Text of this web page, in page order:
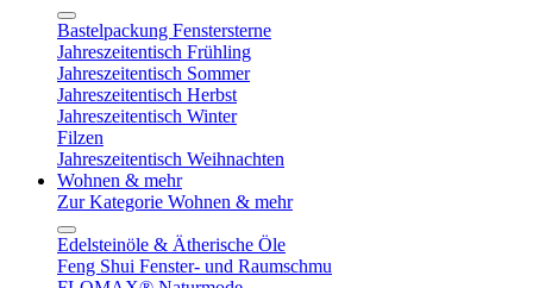
Bastelpackung Fenstersterne
Jahreszeitentisch Frühling
Jahreszeitentisch Sommer
Jahreszeitentisch Herbst
Jahreszeitentisch Winter
Filzen
Jahreszeitentisch Weihnachten
Wohnen & mehr
Zur Kategorie Wohnen & mehr
Edelsteinöle & Ätherische Öle
Feng Shui Fenster- und Raumschmu